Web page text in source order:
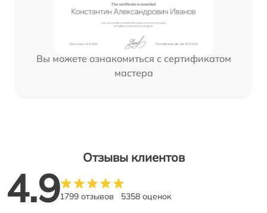
Вы можете ознакомиться с сертификатом
мастера
Отзывы клиентов
4.91799 отзывов 5358 оценок